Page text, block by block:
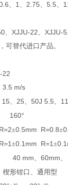
、 1 、 2.75、 5.5、
、 XJJU-22、 XJJU-
可替代进口产品。
m/s
15、 25、 50J 5.5、
160°
±0.5mm R=0.8±
±0.1mm R=1 ±
mm、 60mm、
楔形钳口、通用型